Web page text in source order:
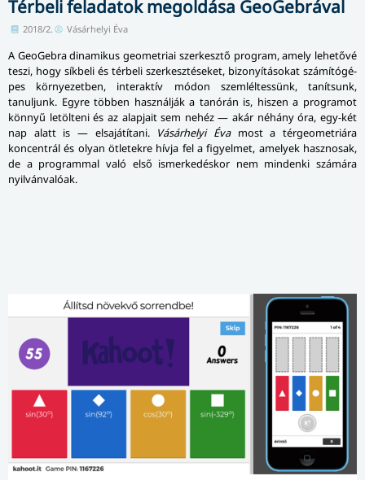
Térbeli feladatok megoldása GeoGebrával
2018/2. Vásárhelyi Éva
A GeoGebra dinamikus geometriai szerkesztő program, amely lehetővé
teszi, hogy síkbeli és térbeli szerkesztéseket, bizonyításokat szá­mí­tó­gé­
pes környezetben, interaktív módon szem­lél­tes­sünk, tanítsunk,
tanuljunk. Egyre többen használják a tanórán is, hiszen a programot
könnyű letölteni és az alapjait sem nehéz — akár néhány óra, egy-két
nap alatt is — elsajátítani. Vásárhelyi Évamost a térgeometriára
koncentrál és olyan ötletekre hívja fel a figyelmet, amelyek hasznosak,
de a programmal való első ismer­ke­dés­kor nem mindenki számára
nyilvánvalóak.